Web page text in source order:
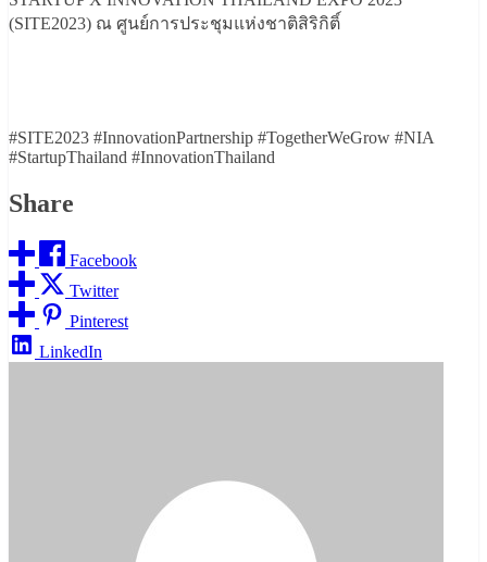
(SITE2023) ณ ศูนย์การประชุมแห่งชาติสิริกิติ์
#SITE2023 #InnovationPartnership #TogetherWeGrow #NIA
#StartupThailand #InnovationThailand
Share
Facebook
Twitter
Pinterest
LinkedIn